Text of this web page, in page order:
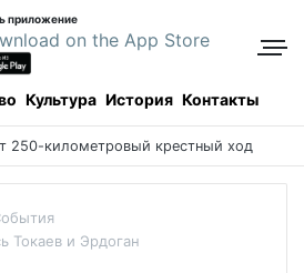
приложение
Культура История Контакты
250-километровый крестный ход
Токаев и Эрдоган